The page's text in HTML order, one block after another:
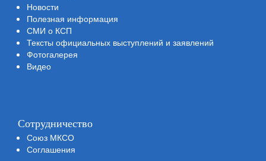
Новости
Полезная информация
СМИ о КСП
Тексты официальных выступлений и заявлений
Фотогалерея
Видео
Сотрудничество
Союз МКСО
Соглашения